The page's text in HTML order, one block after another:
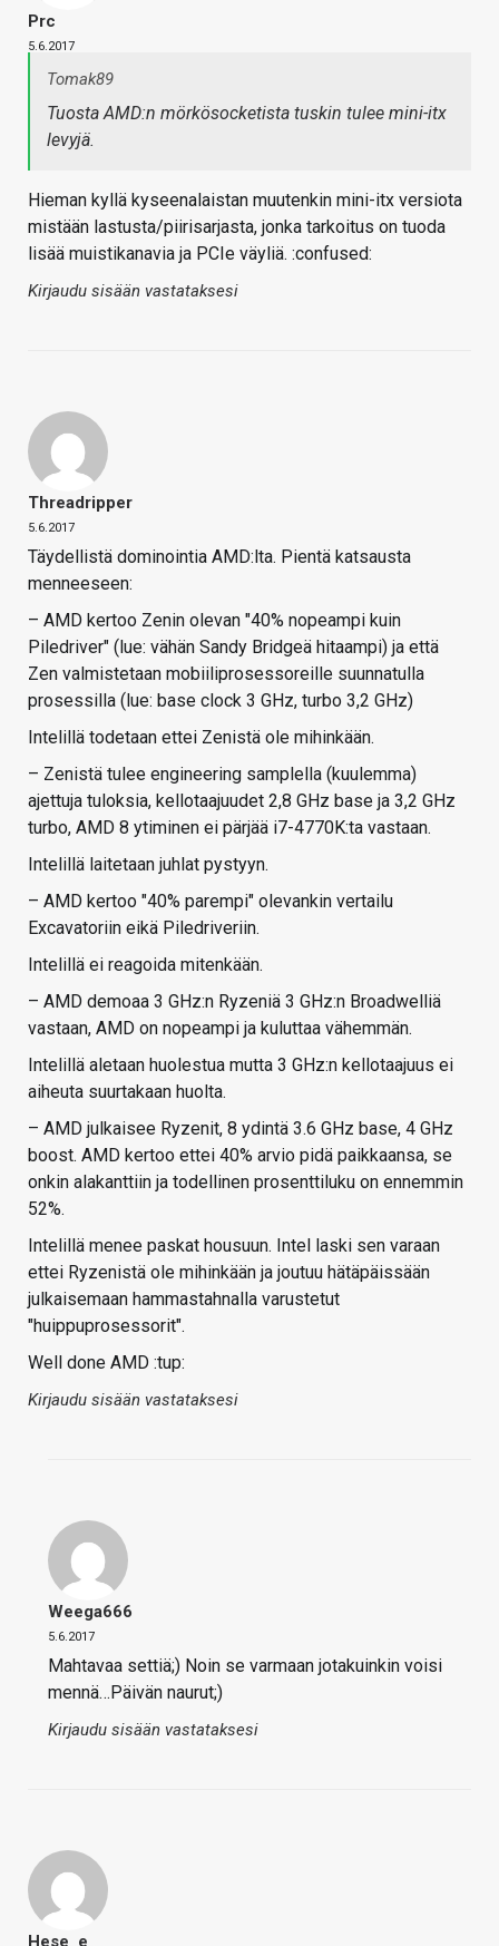
Prc
5.6.2017
Tomak89
Tuosta AMD:n mörkösocketista tuskin tulee mini-itx
levyjä.
Hieman kyllä kyseenalaistan muutenkin mini-itx versiota
mistään lastusta/piirisarjasta, jonka tarkoitus on tuoda
lisää muistikanavia ja PCIe väyliä. :confused:
Kirjaudu sisään vastataksesi
Threadripper
5.6.2017
Täydellistä dominointia AMD:lta. Pientä katsausta
menneeseen:
– AMD kertoo Zenin olevan "40% nopeampi kuin
Piledriver" (lue: vähän Sandy Bridgeä hitaampi) ja että
Zen valmistetaan mobiiliprosessoreille suunnatulla
prosessilla (lue: base clock 3 GHz, turbo 3,2 GHz)
Intelillä todetaan ettei Zenistä ole mihinkään.
– Zenistä tulee engineering samplella (kuulemma)
ajettuja tuloksia, kellotaajuudet 2,8 GHz base ja 3,2 GHz
turbo, AMD 8 ytiminen ei pärjää i7-4770K:ta vastaan.
Intelillä laitetaan juhlat pystyyn.
– AMD kertoo "40% parempi" olevankin vertailu
Excavatoriin eikä Piledriveriin.
Intelillä ei reagoida mitenkään.
– AMD demoaa 3 GHz:n Ryzeniä 3 GHz:n Broadwelliä
vastaan, AMD on nopeampi ja kuluttaa vähemmän.
Intelillä aletaan huolestua mutta 3 GHz:n kellotaajuus ei
aiheuta suurtakaan huolta.
– AMD julkaisee Ryzenit, 8 ydintä 3.6 GHz base, 4 GHz
boost. AMD kertoo ettei 40% arvio pidä paikkaansa, se
onkin alakanttiin ja todellinen prosenttiluku on ennemmin
52%.
Intelillä menee paskat housuun. Intel laski sen varaan
ettei Ryzenistä ole mihinkään ja joutuu hätäpäissään
julkaisemaan hammastahnalla varustetut
"huippuprosessorit".
Well done AMD :tup:
Kirjaudu sisään vastataksesi
Weega666
5.6.2017
Mahtavaa settiä;) Noin se varmaan jotakuinkin voisi
mennä…Päivän naurut;)
Kirjaudu sisään vastataksesi
Hese_e